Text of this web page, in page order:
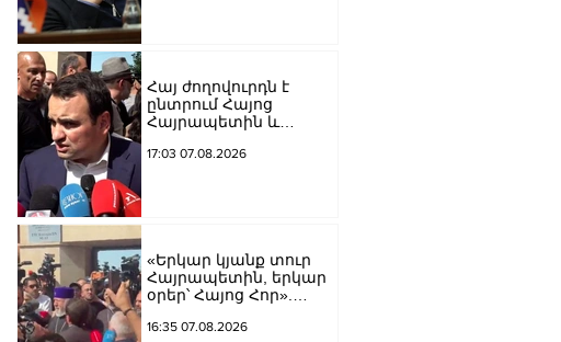
Հայ ժողովուրդն է
ընտրում Հայոց
Հայրապետին և
ընթացակարգ չկա, չի էլ
17:03 07.08.2026
«Երկար կյանք տուր
Հայրապետին, երկար
օրեր՝ Հայոց Հոր».
դատարանի բակում
16:35 07.08.2026